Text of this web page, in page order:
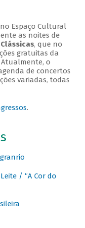
Espaço Cultural
as noites de
, que no
gratuitas da
Atualmente, o
de concertos
variadas, todas
.
/ “A Cor do